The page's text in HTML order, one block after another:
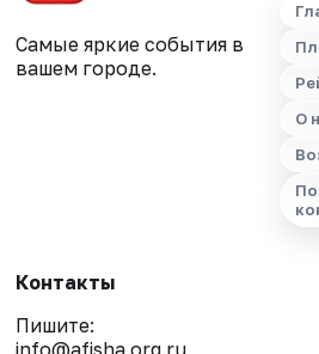
Самые яркие события в
вашем городе.
О
Контакты
Пишите:
info@afisha.org.ru